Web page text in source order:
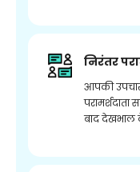
निरंतर
आपकी उपचार
परामर्शदाता
बाद देखभाल